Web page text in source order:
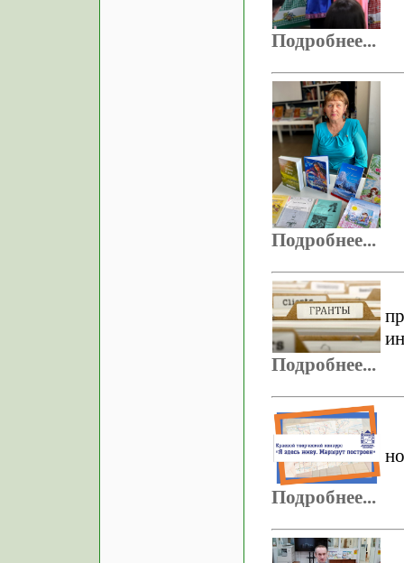
Подробнее...
Подробнее...
Подробнее...
Подробнее...